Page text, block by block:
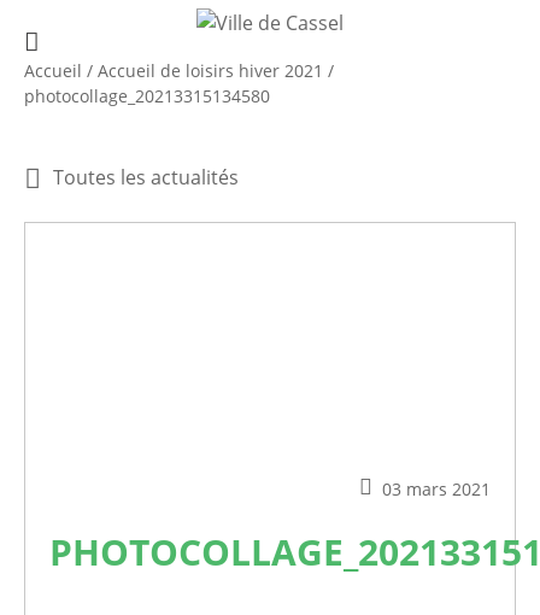
Accueil / Accueil de loisirs hiver 2021 /
photocollage_20213315134580
Toutes les actualités
03 mars 2021